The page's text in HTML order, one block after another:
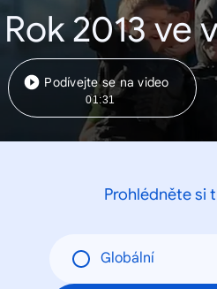
Rok 2013 ve
Podívejte se na video
01:31
Prohlédněte si
Globální